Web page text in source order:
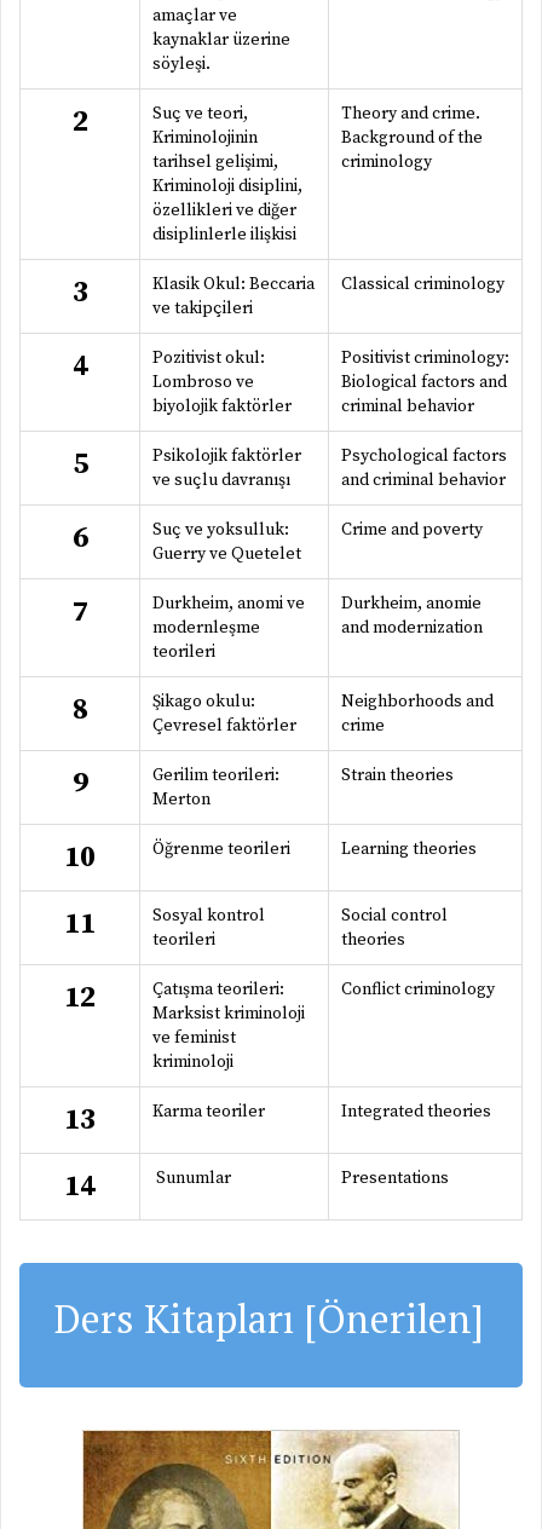
amaçlar ve
kaynaklar üzerine
söyleşi.
2
Suç ve teori,
Kriminolojinin
tarihsel gelişimi,
Kriminoloji disiplini,
özellikleri ve diğer
disiplinlerle ilişkisi
Theory and crime.
Background of the
criminology
3
Klasik Okul: Beccaria
ve takipçileri
Classical criminology
4
Pozitivist okul:
Lombroso ve
biyolojik faktörler
Positivist criminology:
Biological factors and
criminal behavior
5
Psikolojik faktörler
ve suçlu davranışı
Psychological factors
and criminal behavior
6
Suç ve yoksulluk:
Guerry ve Quetelet
Crime and poverty
7
Durkheim, anomi ve
modernleşme
teorileri
Durkheim, anomie
and modernization
8
Şikago okulu:
Çevresel faktörler
Neighborhoods and
crime
9
Gerilim teorileri:
Merton
Strain theories
10 Öğrenme teorileri Learning theories
11
Sosyal kontrol
teorileri
Social control
theories
12
Çatışma teorileri:
Marksist kriminoloji
ve feminist
kriminoloji
Conflict criminology
13 Karma teoriler Integrated theories
14 Sunumlar Presentations
Ders Kitapları [Önerilen]